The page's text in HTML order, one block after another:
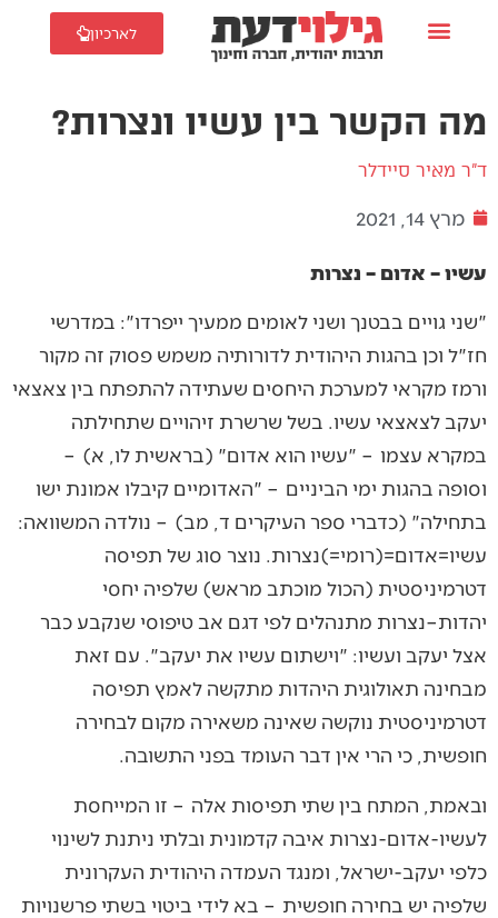
לארכיון
מה הקשר בין עשיו ונצרות?
ד"ר מאיר סיידלר
מרץ 14, 2021
עשיו – אדום – נצרות
"שני גויים בבטנך ושני לאומים ממעיך ייפרדו": במדרשי
חז"ל וכן בהגות היהודית לדורותיה משמש פסוק זה מקור
ורמז מקראי למערכת היחסים שעתידה להתפתח בין צאצאי
יעקב לצאצאי עשיו. בשל שרשרת זיהויים שתחילתה
במקרא עצמו – "עשיו הוא אדום" (בראשית לו, א) –
וסופה בהגות ימי הביניים – "האדומיים קיבלו אמונת ישו
בתחילה" (כדברי ספר העיקרים ד, מב) – נולדה המשוואה:
עשיו=אדום=(רומי=)נצרות. נוצר סוג של תפיסה
דטרמיניסטית (הכול מוכתב מראש) שלפיה יחסי
יהדות–נצרות מתנהלים לפי דגם אב טיפוסי שנקבע כבר
אצל יעקב ועשיו: "וישתום עשיו את יעקב". עם זאת
מבחינה תאולוגית היהדות מתקשה לאמץ תפיסה
דטרמיניסטית נוקשה שאינה משאירה מקום לבחירה
חופשית, כי הרי אין דבר העומד בפני התשובה.
ובאמת, המתח בין שתי תפיסות אלה – זו המייחסת
לעשיו-אדום-נצרות איבה קדמונית ובלתי ניתנת לשינוי
כלפי יעקב-ישראל, ומנגד העמדה היהודית העקרונית
שלפיה יש בחירה חופשית – בא לידי ביטוי בשתי פרשנויות